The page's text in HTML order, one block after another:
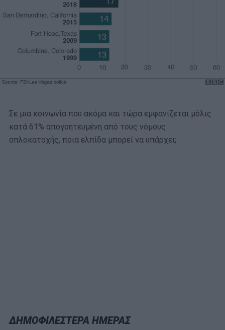
Σε μια κοινωνία που ακόμα και τώρα εμφανίζεται μόλις
κατά 61% απογοητευμένη από τους νόμους
οπλοκατοχής, ποια ελπίδα μπορεί να υπάρχει;
ΔΗΜΟΦΙΛΕΣΤΕΡΑ ΗΜΕΡΑΣ